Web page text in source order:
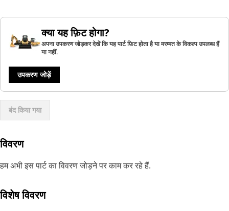
क्या यह फ़िट होगा?
अपना उपकरण जोड़कर देखें कि यह पार्ट फ़िट होता है या मरम्मत के विकल्प उपलब्ध हैं
या नहीं.
उपकरण जोड़ें
बंद किया गया
विवरण
हम अभी इस पार्ट का विवरण जोड़ने पर काम कर रहे हैं.
विशेष विवरण